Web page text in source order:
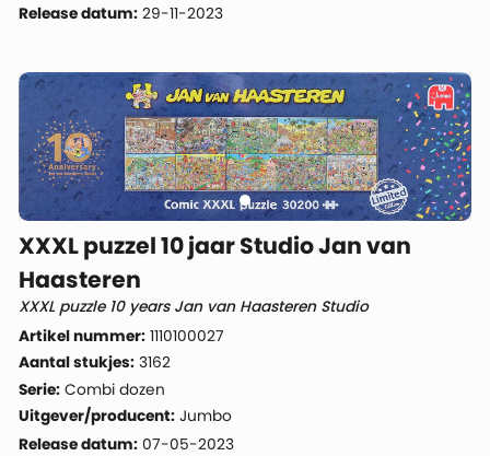
Release datum: 29-11-2023
XXXL puzzel 10 jaar Studio Jan van
Haasteren
XXXL puzzle 10 years Jan van Haasteren Studio
Artikel nummer: 1110100027
Aantal stukjes: 3162
Serie: Combi dozen
Uitgever/producent: Jumbo
Release datum: 07-05-2023